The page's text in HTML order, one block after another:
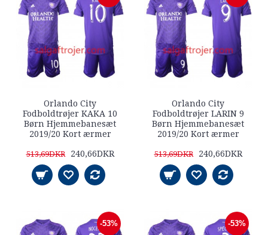
Orlando City
Fodboldtrøjer KAKA 10
Børn Hjemmebanesæt
2019/20 Kort ærmer
513,69DKR 240,66DKR
Orlando City
Fodboldtrøjer LARIN 9
Børn Hjemmebanesæt
2019/20 Kort ærmer
513,69DKR 240,66DKR
-53% -53%